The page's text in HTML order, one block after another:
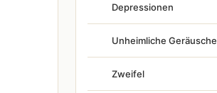
Depressionen
Unheimliche Geräusche
Zweifel